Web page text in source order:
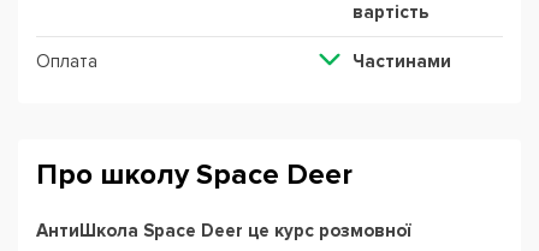
вартість
Оплата Частинами
Про школу Space Deer
АнтиШкола Space Deer це курс розмовної